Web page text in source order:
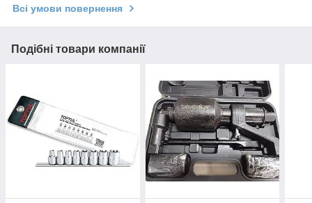
Всі умови повернення
Подібні товари компанії